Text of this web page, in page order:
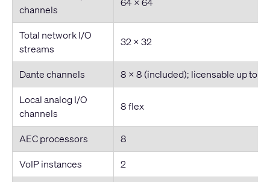
channels
64 x 64
Total network I/O
streams
32 x 32
Dante channels
8 x 8 (included); licensable up to
Local analog I/O
channels
8 flex
AEC processors
8
VoIP instances
2